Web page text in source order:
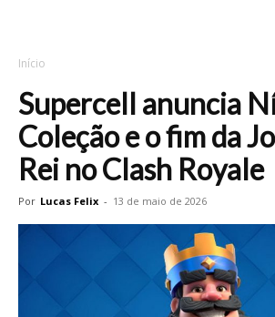
Início
Supercell anuncia
Coleção e o fim da
Rei no Clash Royale
Por Lucas Felix - 13 de maio de 2026